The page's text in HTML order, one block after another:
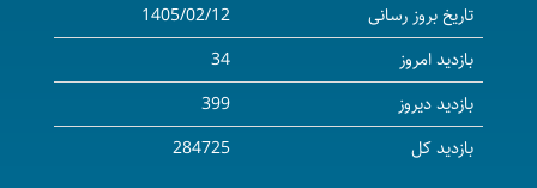
تاریخ بروز رسانی
1405/02/12
بازدید امروز
34
بازدید دیروز
399
بازدید کل
284725